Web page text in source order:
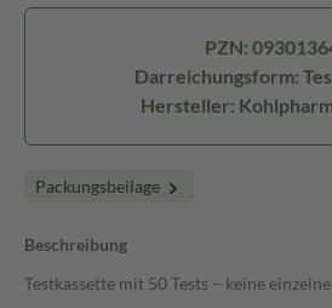
PZN:
Darreichungsform:
Hersteller:
Packungsbeilage
Beschreibung
Testkassette mit 50 Tests – keine